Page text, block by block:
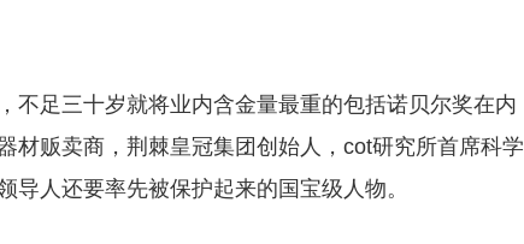
不足三十岁就将业内含金量最重的包括诺贝尔奖在内
材贩卖商，荆棘皇冠集团创始人，cot研究所首席科学
人还要率先被保护起来的国宝级人物。